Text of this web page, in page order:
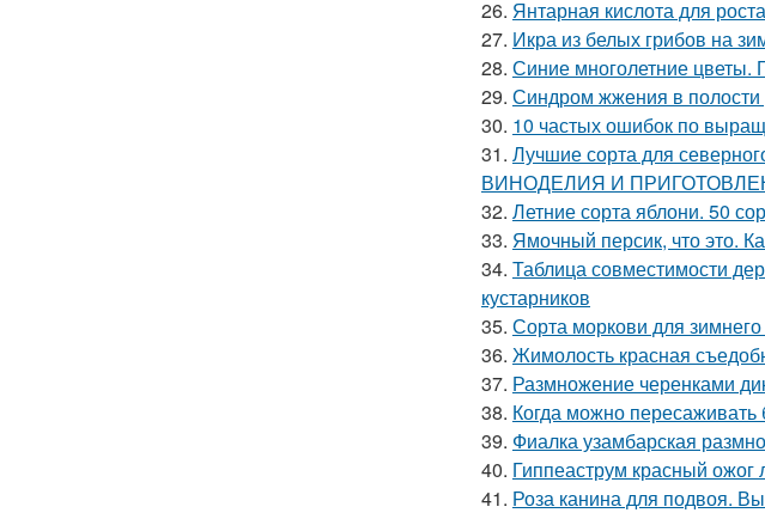
26. Янтарная кислота для
27. Икра из белых грибов на
28. Синие многолетние цветы.
29. Синдром жжения в полости
30. 10 частых ошибок по
31. Лучшие сорта для
ВИНОДЕЛИЯ И
32. Летние сорта яблони. 50
33. Ямочный персик, что это.
34. Таблица совместимости
кустарников
35. Сорта моркови для
36. Жимолость красная
37. Размножение черенками
38. Когда можно
39. Фиалка узамбарская
40. Гиппеаструм красный
41. Роза канина для подвоя.